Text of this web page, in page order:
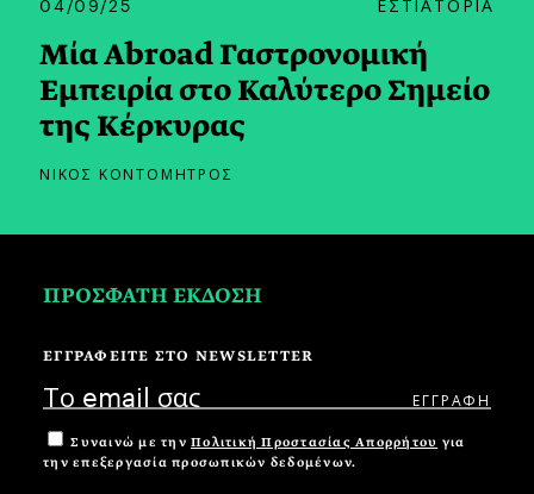
Μία Abroad Γαστρονομική
Εμπειρία στο Καλύτερο Σημείο
της Κέρκυρας
ΝΙΚΟΣ ΚΟΝΤΟΜΗΤΡΟΣ
ΠΡΟΣΦΑΤΗ ΕΚΔΟΣΗ
ΕΓΓΡΑΦΕΙΤΕ ΣΤΟ NEWSLETTER
Συναινώ με την Πολιτική Προστασίας Απορρήτου για
την επεξεργασία προσωπικών δεδομένων.